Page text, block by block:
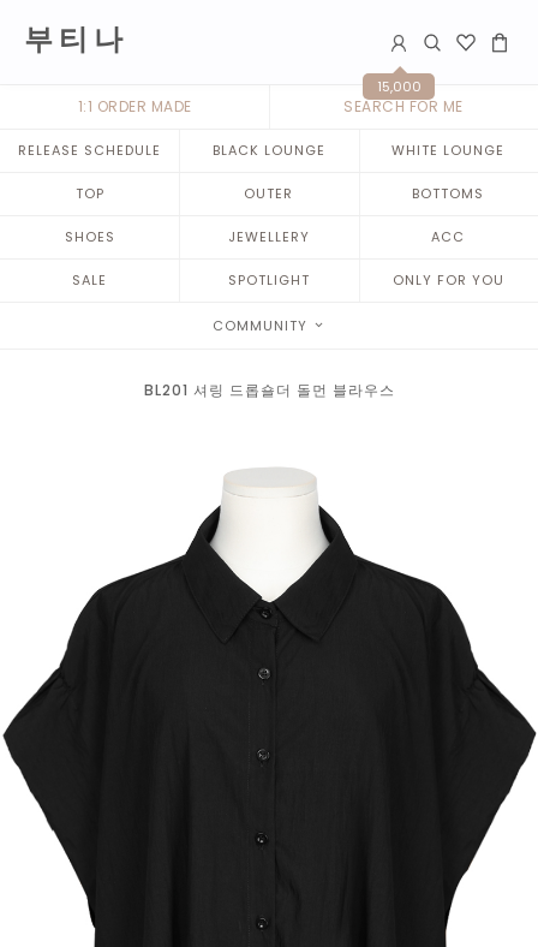
부 티 나
15,000
1:1 ORDER MADE SEARCH FOR ME
RELEASE SCHEDULE BLACK LOUNGE WHITE LOUNGE
TOP OUTER BOTTOMS
SHOES JEWELLERY ACC
SALE SPOTLIGHT ONLY FOR YOU
COMMUNITY
BL201 셔링 드롭숄더 돌먼 블라우스